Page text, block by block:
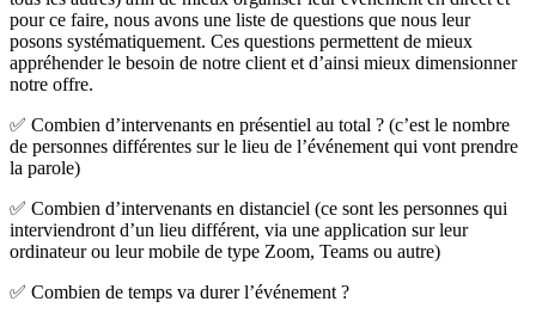
pour ce faire, nous avons une liste de questions que nous leur
posons systématiquement. Ces questions permettent de mieux
appréhender le besoin de notre client et d’ainsi mieux dimensionner
notre offre.
✅ Combien d’intervenants en présentiel au total ? (c’est le nombre
de personnes différentes sur le lieu de l’événement qui vont prendre
la parole)
✅ Combien d’intervenants en distanciel (ce sont les personnes qui
interviendront d’un lieu différent, via une application sur leur
ordinateur ou leur mobile de type Zoom, Teams ou autre)
✅ Combien de temps va durer l’événement ?